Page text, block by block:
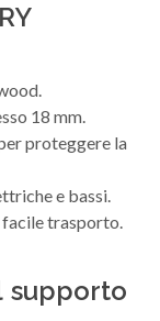
18 mm.
proteggere la
e bassi.
trasporto.
supporto